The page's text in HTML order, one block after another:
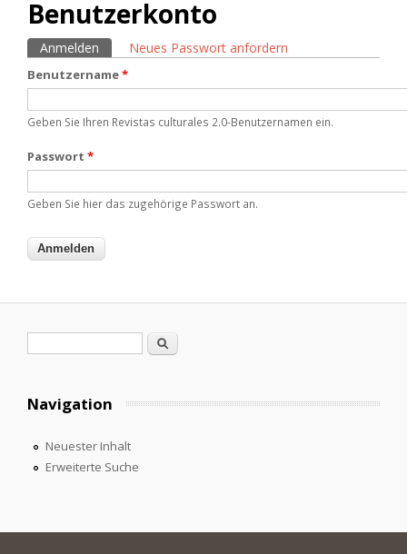
Benutzerkonto
Haupt-Reiter
Anmelden (aktiver Reiter)
Neues Passwort anfordern
Benutzername*
Geben Sie Ihren Revistas culturales 2.0-Benutzernamen ein.
Passwort *
Geben Sie hier das zugehörige Passwort an.
Suche
Navigation
Neuester Inhalt
Erweiterte Suche